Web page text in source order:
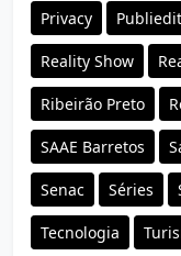
Privacy
Reality Show
Ribeirão Preto
SAAE Barretos
Senac Séries
Tecnologia